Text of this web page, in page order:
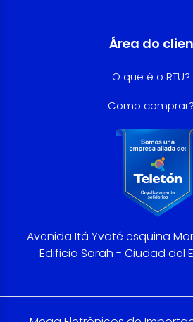
Área do
O que é o RTU?
Como comprar?
Avenida Itá Yvaté esquina
Edificio Sarah - Ciudad del